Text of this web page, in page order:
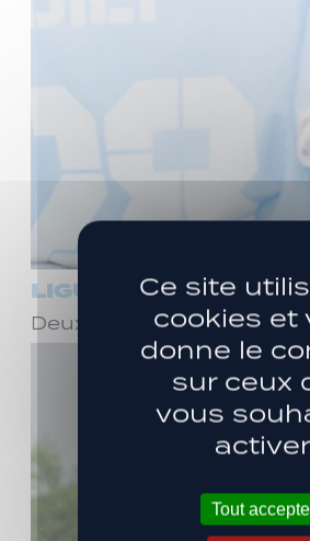
LIGUE 3
Deux ans de plus avec
Ce site
cookies et
donne le
sur ceux
vous
activer
Tout